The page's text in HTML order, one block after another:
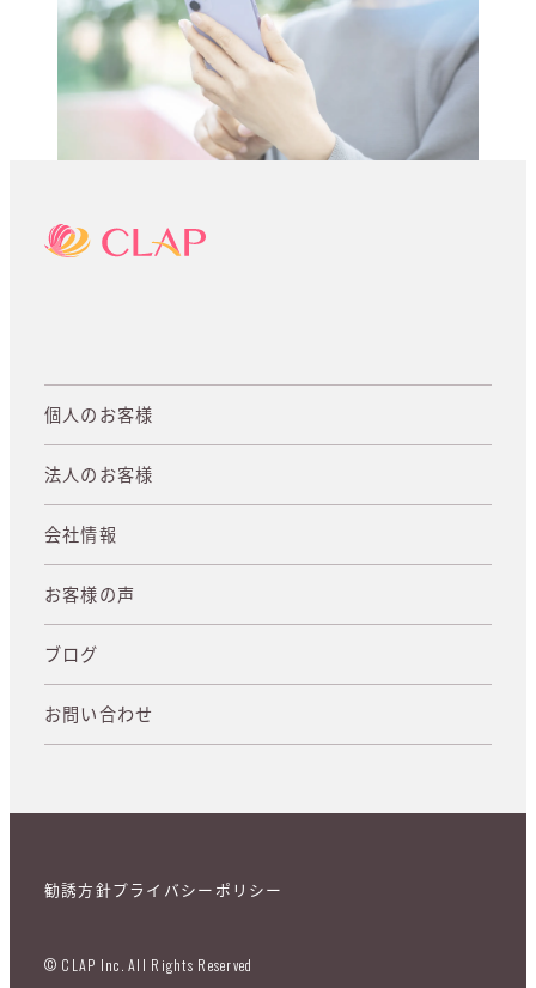
個人のお客様
法人のお客様
会社情報
お客様の声
ブログ
お問い合わせ
© CLAP Inc. All Rights Reserved
勧誘方針プライバシーポリシー